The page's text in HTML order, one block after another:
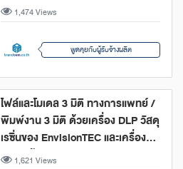
1,474 Views
พูดคุยกับผู้รับจ้างผลิต
ไฟล์และโมเดล 3 มิติ ทางการแพทย์ /
พิมพ์งาน 3 มิติ ด้วยเครื่อง DLP วัสดุ
เรซิ่นของ EnvisionTEC และเครื่อง
FDM เส้น ABS
1,621 Views